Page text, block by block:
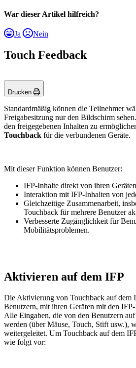
War dieser Artikel hilfreich?
Ja Nein
Touch Feedback
Drucken
Standardmäßig können die Teilnehmer
Freigabesitzung nur den Bildschirm
den freigegebenen Inhalten zu
Touchback für die verbundenen Geräte.
Mit dieser Funktion können Benutzer:
IFP-Inhalte direkt von ihren
Interaktion mit IFP-Inhalten von
Gleichzeitige Zusammenarbeit,
Touchback für mehrere Benutzer
Verbesserte Zugänglichkeit für
Mobilitätsproblemen.
Aktivieren auf dem IFP
Die Aktivierung von Touchback auf dem
Benutzern, mit ihren Geräten mit den
Alle Eingaben, die von den Benutzern
werden (über Mäuse, Touch, Stift usw.),
weitergeleitet. Um Touchback auf dem
wie folgt vor: